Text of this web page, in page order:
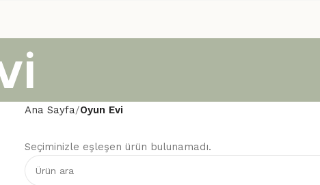
Ana Sayfa Oyun Evi
Seçiminizle eşleşen ürün bulunamadı.